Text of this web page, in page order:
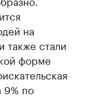
на
также стали
форме
9% по